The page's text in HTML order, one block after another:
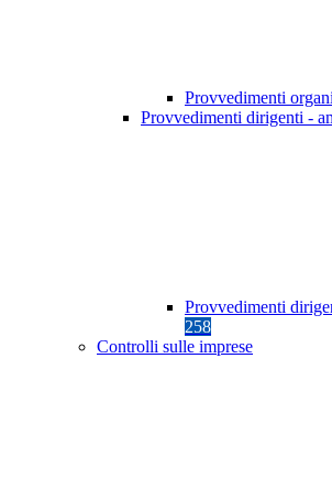
Provvedimenti
Provvedimenti dirigenti -
Provvedimenti
258
Controlli sulle imprese